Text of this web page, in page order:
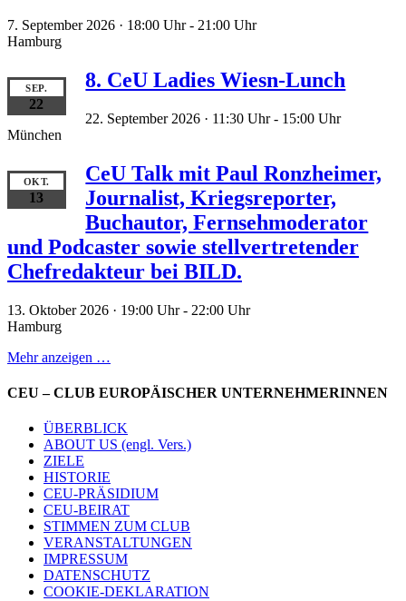
7. September 2026 · 18:00 Uhr- 21:00 Uhr
Hamburg
SEP.
22
8. CeU Ladies Wiesn-Lunch
22. September 2026 · 11:30 Uhr- 15:00 Uhr
München
OKT.
13
CeU Talk mit Paul Ronzheimer,
Journalist, Kriegsreporter,
Buchautor, Fernsehmoderator
und Podcaster sowie stellvertretender
Chefredakteur bei BILD.
13. Oktober 2026 · 19:00 Uhr- 22:00 Uhr
Hamburg
Mehr anzeigen …
CEU – CLUB EUROPÄISCHER UNTERNEHMERINNEN
ÜBERBLICK
ABOUT US (engl. Vers.)
ZIELE
HISTORIE
CEU-PRÄSIDIUM
CEU-BEIRAT
STIMMEN ZUM CLUB
VERANSTALTUNGEN
IMPRESSUM
DATENSCHUTZ
COOKIE-DEKLARATION